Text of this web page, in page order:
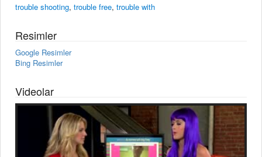
trouble shooting, trouble free, trouble with
Resimler
Google Resimler
Bing Resimler
Videolar